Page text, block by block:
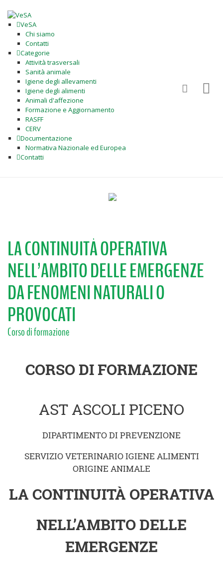
VeSA
Chi siamo
Contatti
Categorie
Attività trasversali
Sanità animale
Igiene degli allevamenti
Igiene degli alimenti
Animali d'affezione
Formazione e Aggiornamento
RASFF
CERV
Documentazione
Normativa Nazionale ed Europea
Contatti
LA CONTINUITÀ OPERATIVA
NELL’AMBITO DELLE EMERGENZE
DA FENOMENI NATURALI O
PROVOCATI
Corso di formazione
CORSO DI FORMAZIONE
AST ASCOLI PICENO
DIPARTIMENTO DI PREVENZIONE
SERVIZIO VETERINARIO IGIENE ALIMENTI
ORIGINE ANIMALE
LA CONTINUITÀ OPERATIVA
NELL’AMBITO DELLE
EMERGENZE